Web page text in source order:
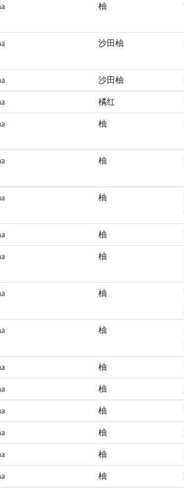
柚
沙田柚
沙田柚
橘红
柚
柚
柚
柚
柚
柚
柚
柚
柚
柚
柚
柚
柚